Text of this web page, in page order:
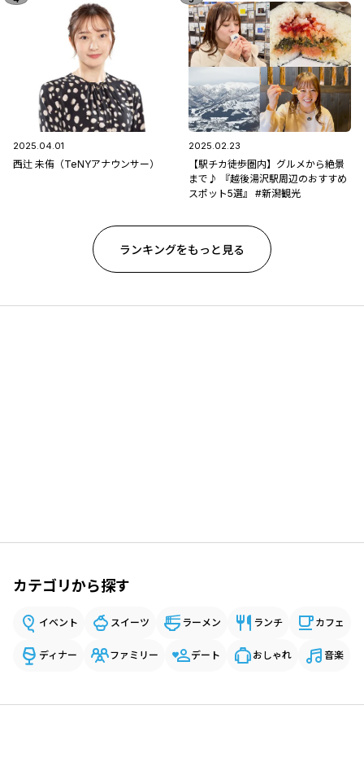
2025.04.01
西辻 未侑（TeNYアナウンサー）
2025.02.23
【駅チカ徒歩圏内】グルメから絶景
まで♪ 『越後湯沢駅周辺のおすすめ
スポット5選』 #新潟観光
ランキングをもっと見る
カテゴリから探す
イベント スイーツ ラーメン ランチ カフェ
ディナー ファミリー デート おしゃれ 音楽